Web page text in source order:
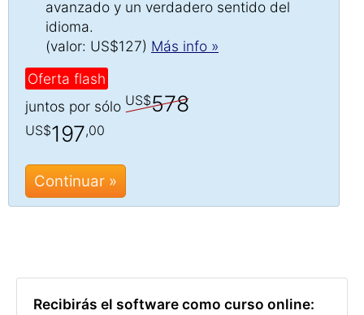
avanzado y un verdadero sentido del
idioma.
(valor: US$127) Más info »
Oferta flash
juntos por sólo US$578
US$197,00
Continuar »
Recibirás el software como curso online: